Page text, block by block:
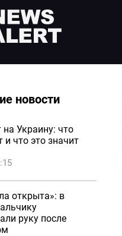
новости
Украину: что
и что это значит
открыта»: в
руку после